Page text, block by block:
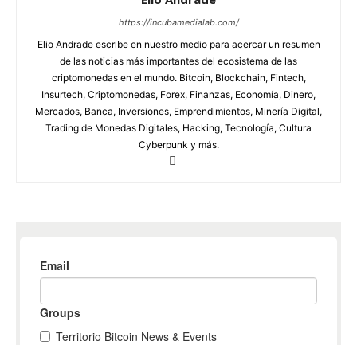
https://incubamedialab.com/
Elio Andrade escribe en nuestro medio para acercar un resumen
de las noticias más importantes del ecosistema de las
criptomonedas en el mundo. Bitcoin, Blockchain, Fintech,
Insurtech, Criptomonedas, Forex, Finanzas, Economía, Dinero,
Mercados, Banca, Inversiones, Emprendimientos, Minería Digital,
Trading de Monedas Digitales, Hacking, Tecnología, Cultura
Cyberpunk y más.